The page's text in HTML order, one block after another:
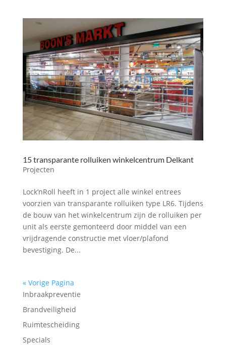
15 transparante rolluiken winkelcentrum Delkant
Projecten
Lock’nRoll heeft in 1 project alle winkel entrees
voorzien van transparante rolluiken type LR6. Tijdens
de bouw van het winkelcentrum zijn de rolluiken per
unit als eerste gemonteerd door middel van een
vrijdragende constructie met vloer/plafond
bevestiging. De...
« Vorige Pagina
Inbraakpreventie
Brandveiligheid
Ruimtescheiding
Specials